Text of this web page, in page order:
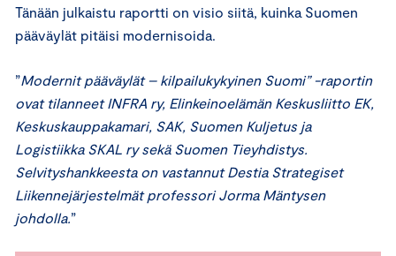
Tänään julkaistu raportti on visio siitä, kuinka Suomen
pääväylät pitäisi modernisoida.
”Modernit pääväylät – kilpailukykyinen Suomi” -raportin
ovat tilanneet INFRA ry, Elinkeinoelämän Keskusliitto EK,
Keskuskauppakamari, SAK, Suomen Kuljetus ja
Logistiikka SKAL ry sekä Suomen Tieyhdistys.
Selvityshankkeesta on vastannut Destia Strategiset
Liikennejärjestelmät professori Jorma Mäntysen
johdolla.”